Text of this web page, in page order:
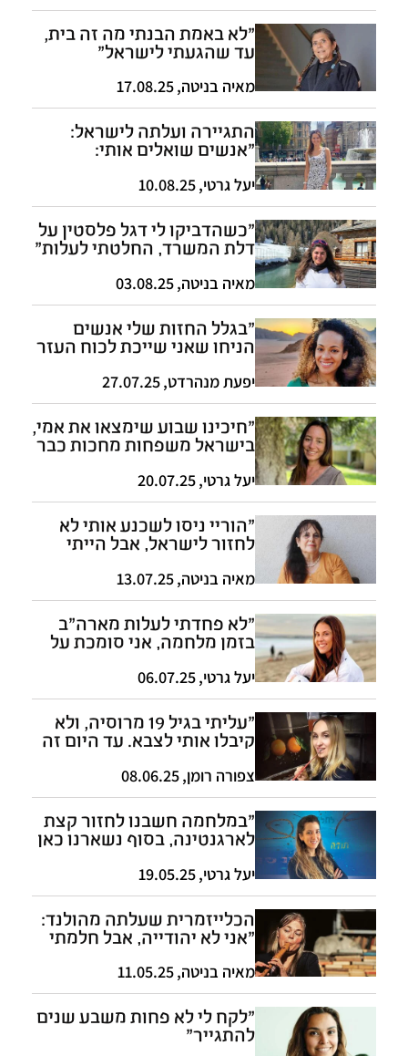
"לא באמת הבנתי מה זה בית,
עד שהגעתי לישראל"
מאיה בניטה,
17.08.25
התגיירה ועלתה לישראל:
"אנשים שואלים אותי:
יעל גרטי,
10.08.25
"כשהדביקו לי דגל פלסטין על
דלת המשרד, החלטתי לעלות"
מאיה בניטה,
03.08.25
"בגלל החזות שלי אנשים
הניחו שאני שייכת לכוח העזר
יפעת מנהרדט,
27.07.25
"חיכינו שבוע שימצאו את אמי,
בישראל משפחות מחכות כבר
יעל גרטי,
20.07.25
"הוריי ניסו לשכנע אותי לא
לחזור לישראל, אבל הייתי
מאיה בניטה,
13.07.25
"לא פחדתי לעלות מארה"ב
בזמן מלחמה, אני סומכת על
צה"ל"
יעל גרטי,
06.07.25
"עליתי בגיל 19 מרוסיה, ולא
קיבלו אותי לצבא. עד היום זה
ממש חסר לי"
צפורה רומן,
08.06.25
"במלחמה חשבנו לחזור קצת
לארגנטינה, בסוף נשארנו כאן
והאכלנו את החיילים"
יעל גרטי,
19.05.25
הכלייזמרית שעלתה מהולנד:
"אני לא יהודייה, אבל חלמתי
להגיע לישראל"
מאיה בניטה,
11.05.25
"לקח לי לא פחות משבע שנים
להתגייר"